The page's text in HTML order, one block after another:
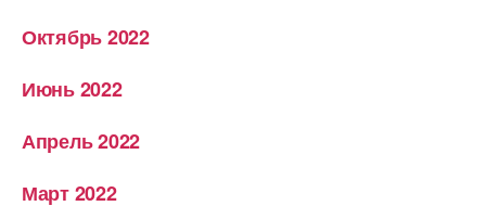
Октябрь 2022
Июнь 2022
Апрель 2022
Март 2022